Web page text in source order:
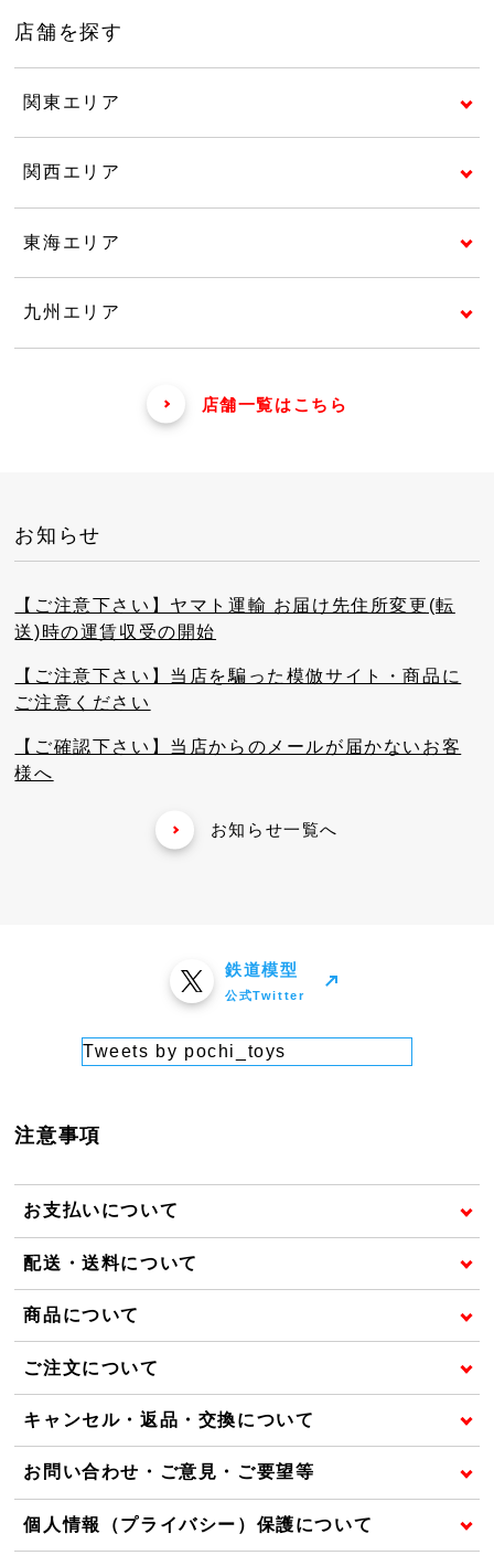
店舗を探す
関東エリア
関西エリア
東海エリア
九州エリア
店舗一覧はこちら
お知らせ
【ご注意下さい】ヤマト運輸 お届け先住所変更(転
送)時の運賃収受の開始
【ご注意下さい】当店を騙った模倣サイト・商品に
ご注意ください
【ご確認下さい】当店からのメールが届かないお客
様へ
お知らせ一覧へ
鉄道模型
公式Twitter
Tweets by pochi_toys
注意事項
お支払いについて
配送・送料について
商品について
ご注文について
キャンセル・返品・交換について
お問い合わせ・ご意見・ご要望等
個人情報（プライバシー）保護について